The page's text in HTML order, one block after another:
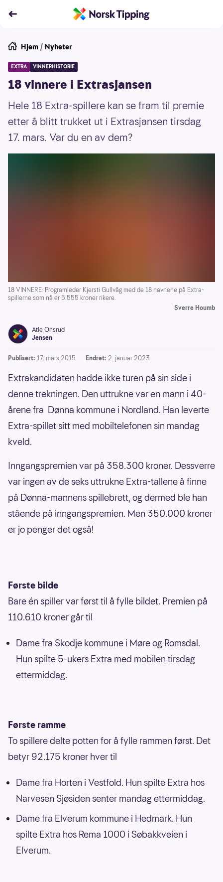
Hjem / Nyheter
EXTRA VINNERHISTORIE
18 vinnere i Extrasjansen
Hele 18 Extra-spillere kan se fram til premie
etter å blitt trukket ut i Extrasjansen tirsdag
17. mars. Var du en av dem?
18 VINNERE: Programleder Kjersti Gullvåg med de 18 navnene på Extra-
spillerne som nå er 5.555 kroner rikere.
Sverre Houmb
Atle Onsrud
Jensen
Publisert: 17. mars 2015 Endret: 2. januar 2023
Extrakandidaten hadde ikke turen på sin side i
denne trekningen. Den uttrukne var en mann i 40-
årene fra Dønna kommune i Nordland. Han leverte
Extra-spillet sitt med mobiltelefonen sin mandag
kveld.
Inngangspremien var på 358.300 kroner. Dessverre
var ingen av de seks uttrukne Extra-tallene å finne
på Dønna-mannens spillebrett, og dermed ble han
stående på inngangspremien. Men 350.000 kroner
er jo penger det også!
Første bilde
Bare én spiller var først til å fylle bildet. Premien på
110.610 kroner går til
Dame fra Skodje kommune i Møre og Romsdal.
Hun spilte 5-ukers Extra med mobilen tirsdag
ettermiddag.
Første ramme
To spillere delte potten for å fylle rammen først. Det
betyr 92.175 kroner hver til
Dame fra Horten i Vestfold. Hun spilte Extra hos
Narvesen Sjøsiden senter mandag ettermiddag.
Dame fra Elverum kommune i Hedmark. Hun
spilte Extra hos Rema 1000 i Søbakkveien i
Elverum.